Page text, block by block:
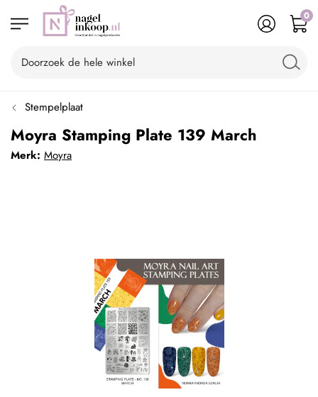
0
Stempelplaat
Moyra Stamping Plate 139 March
Merk: Moyra